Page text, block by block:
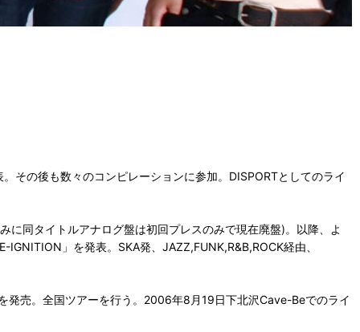
の後も数々のコンピレーションに参加。DISPORTとしてのライ
同タイトルアナログ盤は初回プレスのみで現在廃盤)。以降、よ
」を発表。SKA発、JAZZ,FUNK,R&B,ROCK経由、
売。全国ツアーを行う。2006年8月19日下北沢Cave-Beでのライ